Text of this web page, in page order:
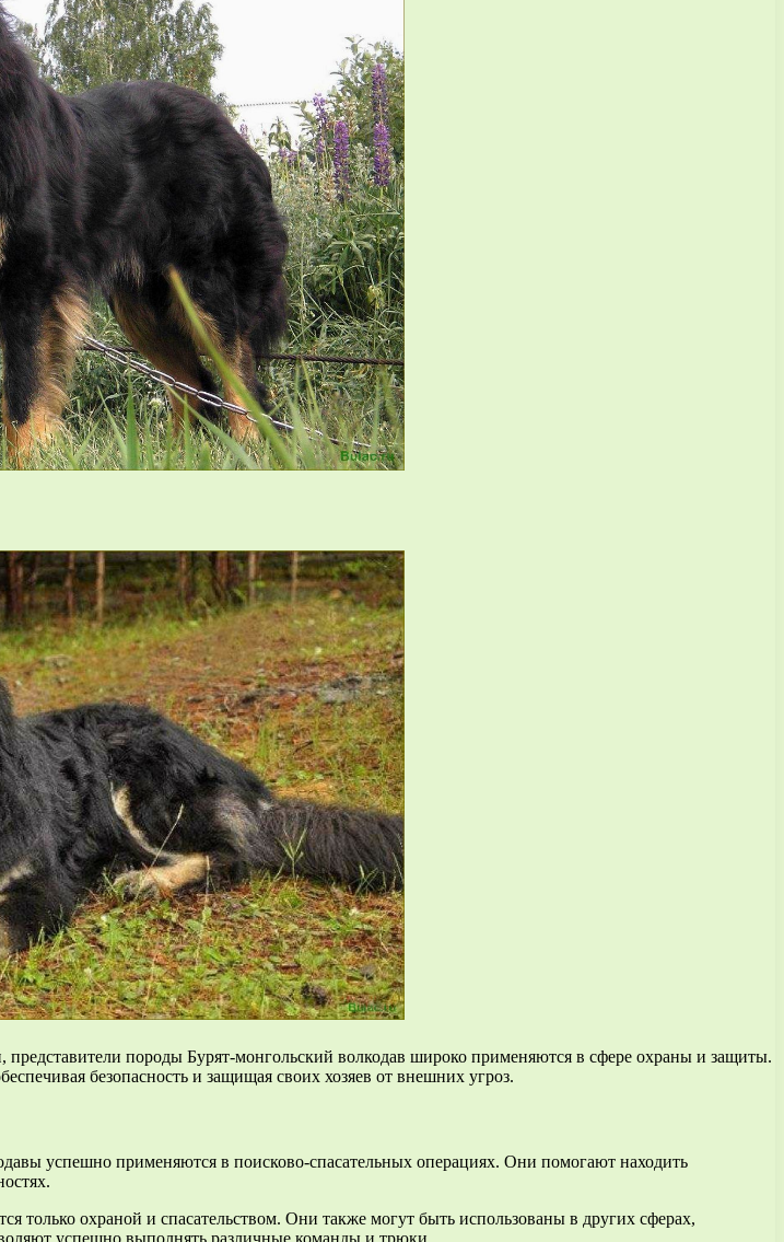
породы Бурят-монгольский волкодав широко применяются в сфере охраны и защиты.
безопасность и защищая своих хозяев от внешних угроз.
успешно применяются в поисково-спасательных операциях. Они помогают находить
только охраной и спасательством. Они также могут быть использованы в других сферах,
успешно выполнять различные команды и трюки.